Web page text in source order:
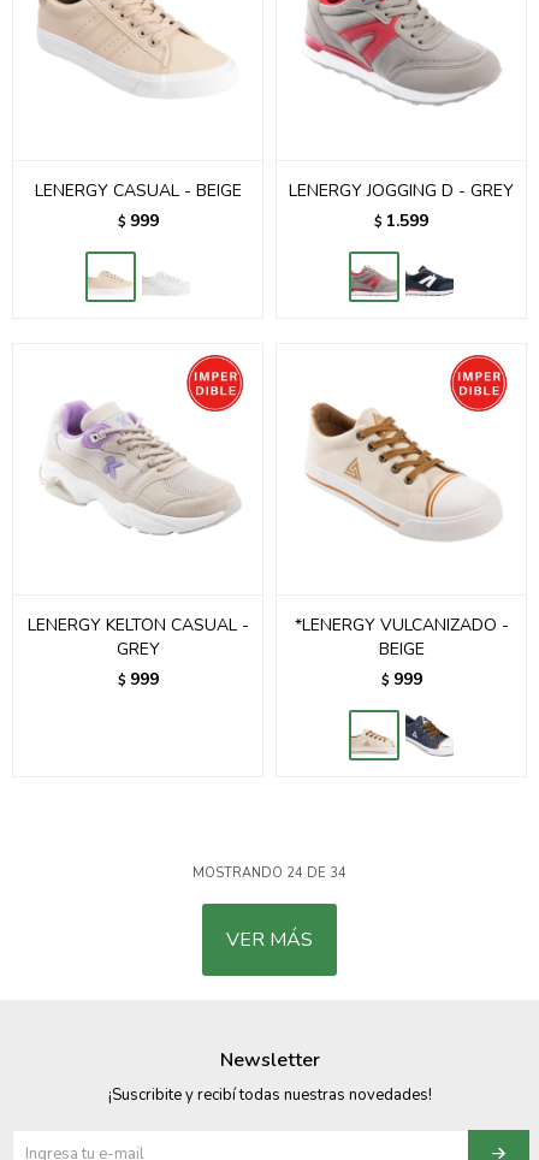
LENERGY CASUAL - BEIGE
$ 999
LENERGY JOGGING D - GREY
$ 1.599
LENERGY KELTON CASUAL -
GREY
$ 999
*LENERGY VULCANIZADO -
BEIGE
$ 999
MOSTRANDO 24 DE 34
VER MÁS
Newsletter
¡Suscribite y recibí todas nuestras novedades!